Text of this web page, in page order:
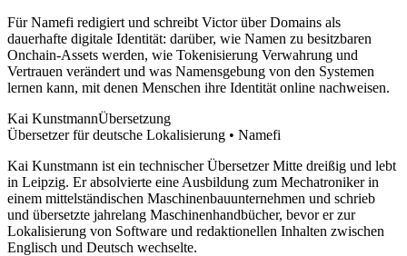
Für Namefi redigiert und schreibt Victor über Domains als
dauerhafte digitale Identität: darüber, wie Namen zu besitzbaren
Onchain-Assets werden, wie Tokenisierung Verwahrung und
Vertrauen verändert und was Namensgebung von den Systemen
lernen kann, mit denen Menschen ihre Identität online nachweisen.
Kai KunstmannÜbersetzung
Übersetzer für deutsche Lokalisierung • Namefi
Kai Kunstmann ist ein technischer Übersetzer Mitte dreißig und lebt
in Leipzig. Er absolvierte eine Ausbildung zum Mechatroniker in
einem mittelständischen Maschinenbauunternehmen und schrieb
und übersetzte jahrelang Maschinenhandbücher, bevor er zur
Lokalisierung von Software und redaktionellen Inhalten zwischen
Englisch und Deutsch wechselte.